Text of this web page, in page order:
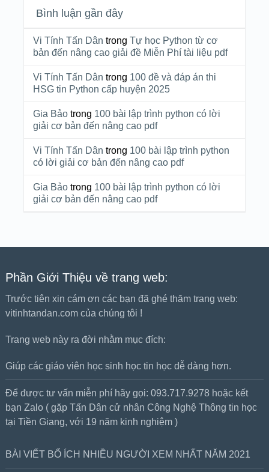
Bình luận gần đây
Vi Tính Tấn Dân trong Tự học Python từ cơ
bản đến nâng cao giải đề Miễn Phí tài liệu pdf
Vi Tính Tấn Dân trong 100 đề và đáp án thi
HSG tin Python cấp huyện 2025
Gia Bảotrong 100 bài lập trình python có lời
giải cơ bản đến nâng cao pdf
Vi Tính Tấn Dân trong 100 bài lập trình python
có lời giải cơ bản đến nâng cao pdf
Gia Bảotrong 100 bài lập trình python có lời
giải cơ bản đến nâng cao pdf
Phần Giới Thiệu về trang web:
Trước tiên xin cám ơn các bạn đã ghé thăm trang web:
vitinhtandan.com của chúng tôi !
Trang web này ra đời nhằm mục đích:
Giúp các giáo viên học sinh học tin học dễ dàng hơn.
Để được tư vấn miễn phí hãy gọi: 093.717.9278 hoặc kết
bạn Zalo ( gặp Tấn Dân cử nhân Công Nghệ Thông tin học
tại Tiền Giang, với 19 năm kinh nghiệm )
BÀI VIẾT BỔ ÍCH NHIỀU NGƯỜI XEM NHẤT NĂM 2021